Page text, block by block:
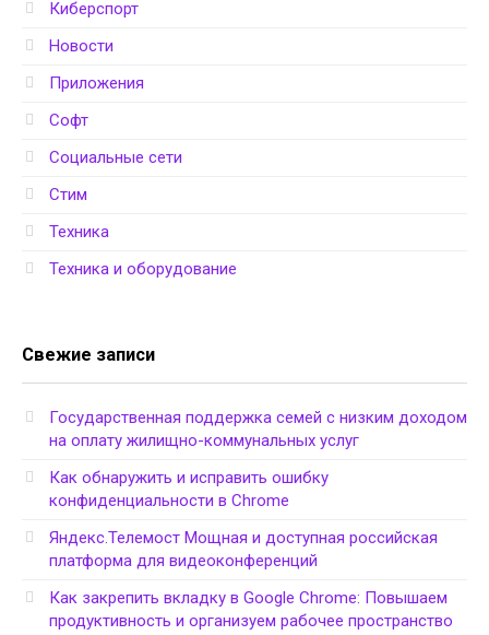
Киберспорт
Новости
Приложения
Софт
Социальные сети
Стим
Техника
Техника и оборудование
Свежие записи
Государственная поддержка семей с низким доходом
на оплату жилищно-коммунальных услуг
Как обнаружить и исправить ошибку
конфиденциальности в Chrome
Яндекс.Телемост Мощная и доступная российская
платформа для видеоконференций
Как закрепить вкладку в Google Chrome: Повышаем
продуктивность и организуем рабочее пространство